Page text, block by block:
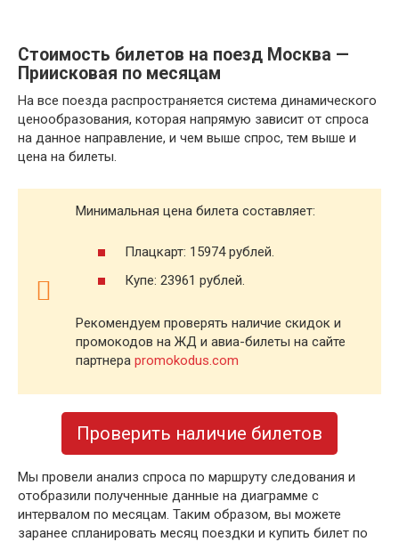
Стоимость билетов на поезд Москва —
Приисковая по месяцам
На все поезда распространяется система динамического
ценообразования, которая напрямую зависит от спроса
на данное направление, и чем выше спрос, тем выше и
цена на билеты.
Минимальная цена билета составляет:
Плацкарт: 15974 рублей.
Купе: 23961 рублей.
Рекомендуем проверять наличие скидок и
промокодов на ЖД и авиа-билеты на сайте
партнера promokodus.com
Проверить наличие билетов
Мы провели анализ спроса по маршруту следования и
отобразили полученные данные на диаграмме с
интервалом по месяцам. Таким образом, вы можете
заранее спланировать месяц поездки и купить билет по